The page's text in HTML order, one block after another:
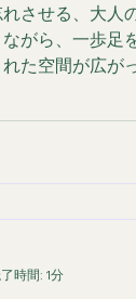
を伝える建築
だけでなく、
ております。
をプロの技術で
させる、大人
がら、一歩足
た空間が広が
囲気のあるテ
た。 旬の息
引き出すため
したライティ
時間: 1分